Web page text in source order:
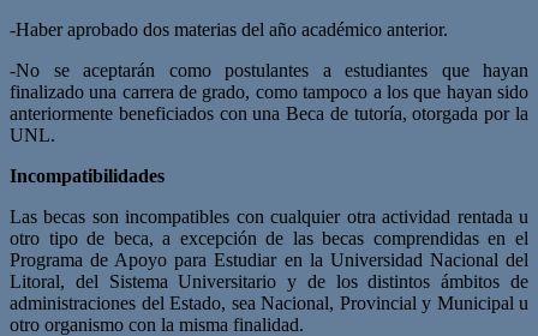
-Haber aprobado dos materias del año académico anterior.
-No se aceptarán como postulantes a estudiantes que hayan
finalizado una carrera de grado, como tampoco a los que hayan sido
anteriormente beneficiados con una Beca de tutoría, otorgada por la
UNL.
Incompatibilidades
Las becas son incompatibles con cualquier otra actividad rentada u
otro tipo de beca, a excepción de las becas comprendidas en el
Programa de Apoyo para Estudiar en la Universidad Nacional del
Litoral, del Sistema Universitario y de los distintos ámbitos de
administraciones del Estado, sea Nacional, Provincial y Municipal u
otro organismo con la misma finalidad.